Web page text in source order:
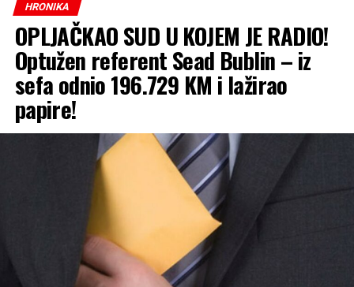
U optužnici se dalje navodi da se desetak minuta kasnije,
njegovo društvo sa kojim je sjedio razišlo.
Polio ženu sokom
Optuženi je, kako je navedeno, prišao njenom stolu i
polio je koka-kolom.
Nakon toga je, prema istim navodima, oštećena
pocijepala njegovu majicu, a potom zajedno sa
prijateljicom otišla u Policijsku stanicu Trebinje, gdje je
Tužilaštvo smatra da je osumnjičeni takvim ponašanjem
drskim i bezobzirnim postupanjem ugrozio spokojstvo
člana svoje porodice, zbog čega je protiv njega
HRONIKA
OPLJAČKAO SUD U KOJEM JE RADIO!
Optužen referent Sead Bublin – iz
sefa odnio 196.729 KM i lažirao
papire!